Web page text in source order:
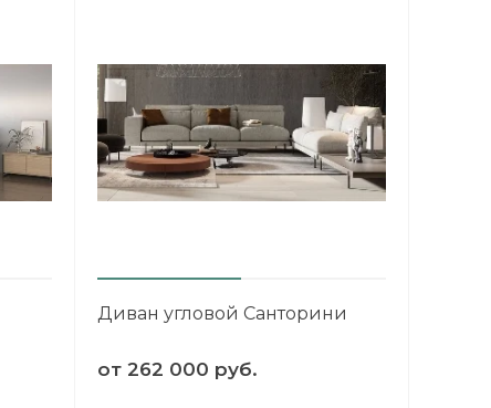
Диван угловой Санторини
от 262 000 руб.